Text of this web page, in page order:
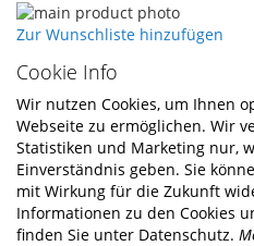
Cookie Info
Wir nutzen Cookies, um Ihnen
Webseite zu ermöglichen. Wir
Statistiken und Marketing nur,
Einverständnis geben. Sie
mit Wirkung für die Zukunft
Informationen zu den Cookies
finden Sie unter Datenschutz.
Skip
to
end
of
the
images
gallery
Skip
the
beginning
of
the
images
gallery
Zur Wunschliste hinzufügen